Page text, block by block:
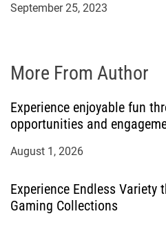
September 25, 2023
More From Author
Experience enjoyable fun
opportunities and
August 1, 2026
Experience Endless Variety
Gaming Collections